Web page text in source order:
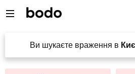
Ви шукаєте враження в